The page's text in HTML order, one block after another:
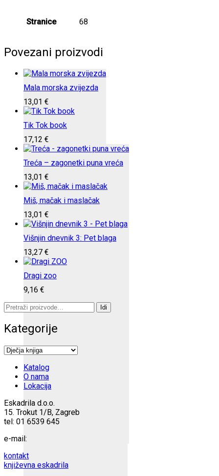
Stranice 68
Povezani proizvodi
Mala morska zvijezda
13,01 €
Tik Tok book
17,12 €
Treća – zagonetki puna vreća
13,01 €
Miš, mačak i maslačak
13,01 €
Višnjin dnevnik 3: Pet blaga
13,27 €
Dragi zoo
9,16 €
Pretraži:
Idi
Kategorije
Katalog
O nama
Lokacija
Eskadrila d.o.o.
15. Trokut 1/B, Zagreb
tel: 01 6539 645
e-mail:
kontakt
književna eskadrila